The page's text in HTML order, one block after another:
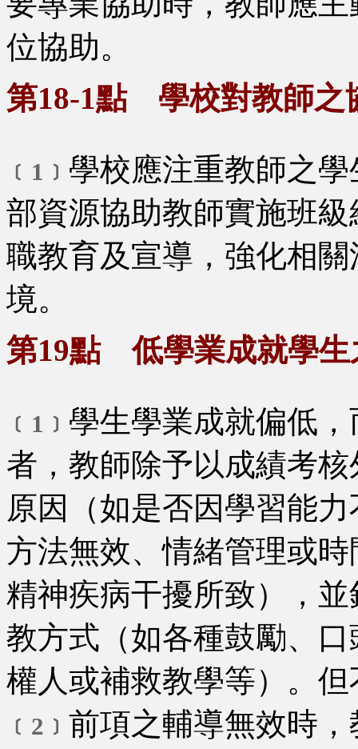
位協助。
第18-1點 學校對教師之
﹝1﹞ 學校應注重教師之
部資源協助教師實施班
職教育及宣導，強化相
境。
第19點 低學業成就學生
﹝1﹞ 學生學業成就偏低，
者，教師除予以成績考
原因（如是否因學習能
方法無效、情緒管理或
精神疾病干擾所致），
教方式（如各種鼓勵、
權人或補救教學等）。
﹝2﹞ 前項之輔導無效時